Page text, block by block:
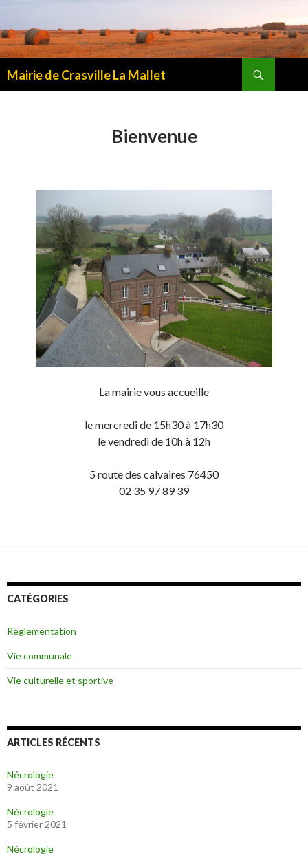
Mairie de Crasville La Mallet
Bienvenue
La mairie vous accueille
le mercredi de 15h30 à 17h30
le vendredi de 10h à 12h
5 route des calvaires 76450
02 35 97 89 39
CATÉGORIES
Règlementation
Vie communale
Vie culturelle et sportive
ARTICLES RÉCENTS
Nécrologie
9 août 2021
Nécrologie
5 février 2021
Nécrologie